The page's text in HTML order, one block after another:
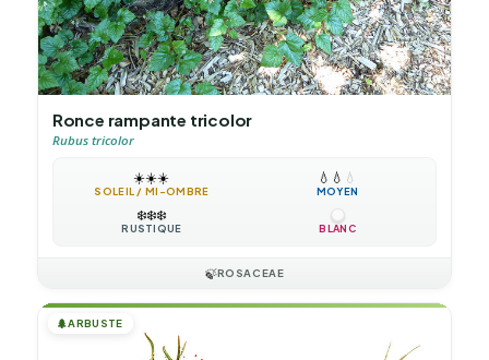
Ronce rampante tricolor
Rubus tricolor
☀️☀️☀️
SOLEIL / MI-OMBRE
💧 💧 💧
MOYEN
❄️❄️❄️
RUSTIQUE BLANC
🍃ROSACEAE
🌲ARBUSTE